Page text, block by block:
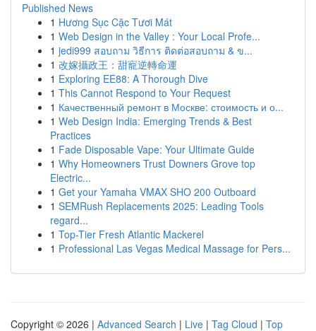
Published News
1 Hương Sục Cặc Tươi Mát
1 Web Design in the Valley : Your Local Profe...
1 jedi999 สอบถาม วิธีการ ติดต่อสอบถาม & ข...
1 改嫁攝政王：甜寵逆轉命運
1 Exploring EE88: A Thorough Dive
1 This Cannot Respond to Your Request
1 Качественный ремонт в Москве: стоимость и о...
1 Web Design India: Emerging Trends & Best
Practices
1 Fade Disposable Vape: Your Ultimate Guide
1 Why Homeowners Trust Downers Grove top
Electric...
1 Get your Yamaha VMAX SHO 200 Outboard
1 SEMRush Replacements 2025: Leading Tools
regard...
1 Top-Tier Fresh Atlantic Mackerel
1 Professional Las Vegas Medical Massage for Pers...
Copyright © 2026 | Advanced Search | Live | Tag Cloud | Top